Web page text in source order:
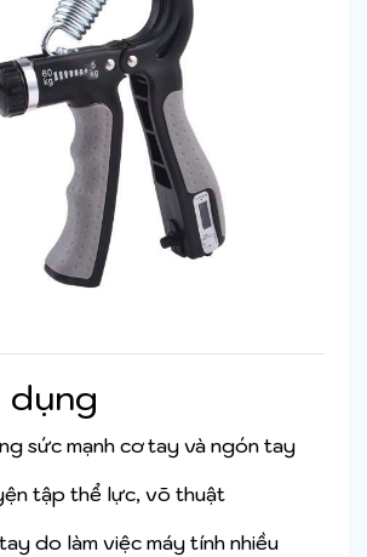
dụng
sức mạnh cơ tay và ngón tay
tập thể lực, võ thuật
do làm việc máy tính nhiều